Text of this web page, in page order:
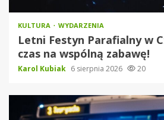
KULTURA WYDARZENIA
Letni Festyn Parafialny w
czas na wspólną zabawę!
Karol Kubiak 6 sierpnia 2026 20